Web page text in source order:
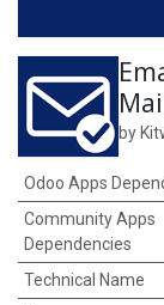
by
Odoo Apps
Community Apps
Dependencies
Technical Name